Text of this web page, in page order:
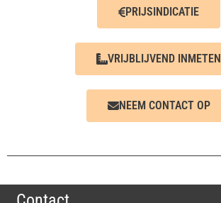
PRIJSINDICATIE
VRIJBLIJVEND INMETEN
NEEM CONTACT OP